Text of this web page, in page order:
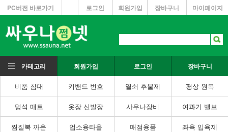
PC버전 바로가기 마이페이지
장바구니
회원가입
로그인
카테고리 회원가입 로그인 장바구니
비품 침대 키밴드 번호 열쇠 후불제 평상 원목
멍석 매트 옷장 신발장 사우나장비 여과기 밸브
찜질복 까운 업소용타올 매점용품 좌욕 입욕제